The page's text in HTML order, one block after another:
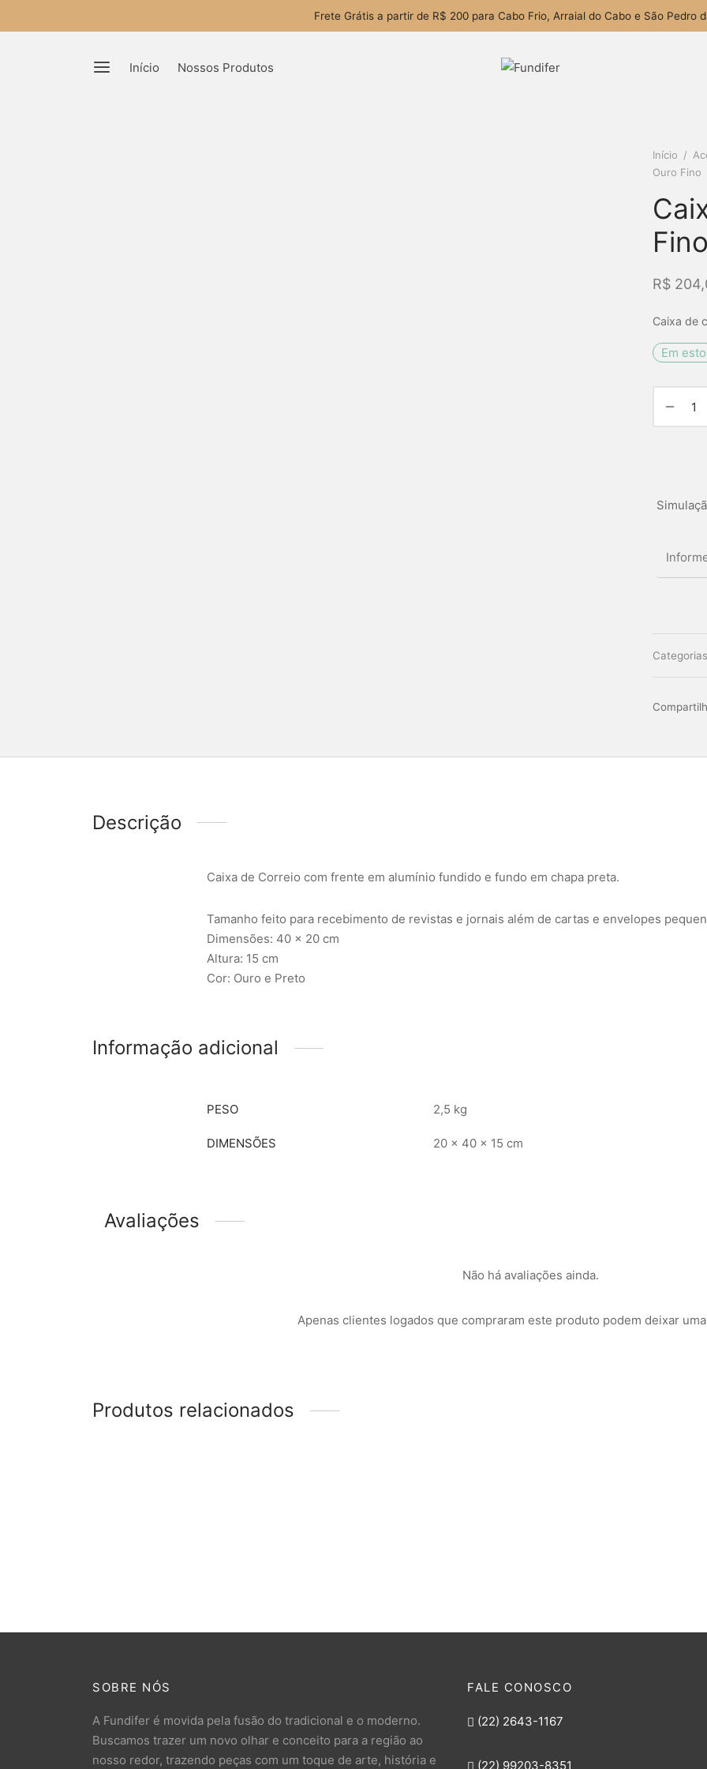
Frete Grátis a partir de R$ 200 para Cabo Frio, Arraial do Cabo e São Pedro
Início Nossos Produtos
Início /
Ouro Fino
R$
Caixa de
Em
Descrição
Caixa de Correio com frente em alumínio fundido e fundo em chapa preta.
Tamanho feito para recebimento de revistas e jornais além de cartas e envelopes
Dimensões: 40 x 20 cm
Altura: 15 cm
Cor: Ouro e Preto
Informação adicional
PESO 2,5 kg
DIMENSÕES 20 × 40 × 15 cm
Avaliações
Não há avaliações ainda.
Apenas clientes logados que compraram este produto podem deixar
Produtos relacionados
SOBRE NÓS
A Fundifer é movida pela fusão do tradicional e o moderno.
Buscamos trazer um novo olhar e conceito para a região ao
nosso redor, trazendo peças com um toque de arte, história e
FALE CONOSCO
(22) 2643-1167
(22) 99203-8351